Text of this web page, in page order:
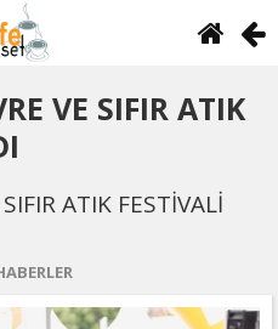
VE SIFIR ATIK
ATIK FESTİVALİ